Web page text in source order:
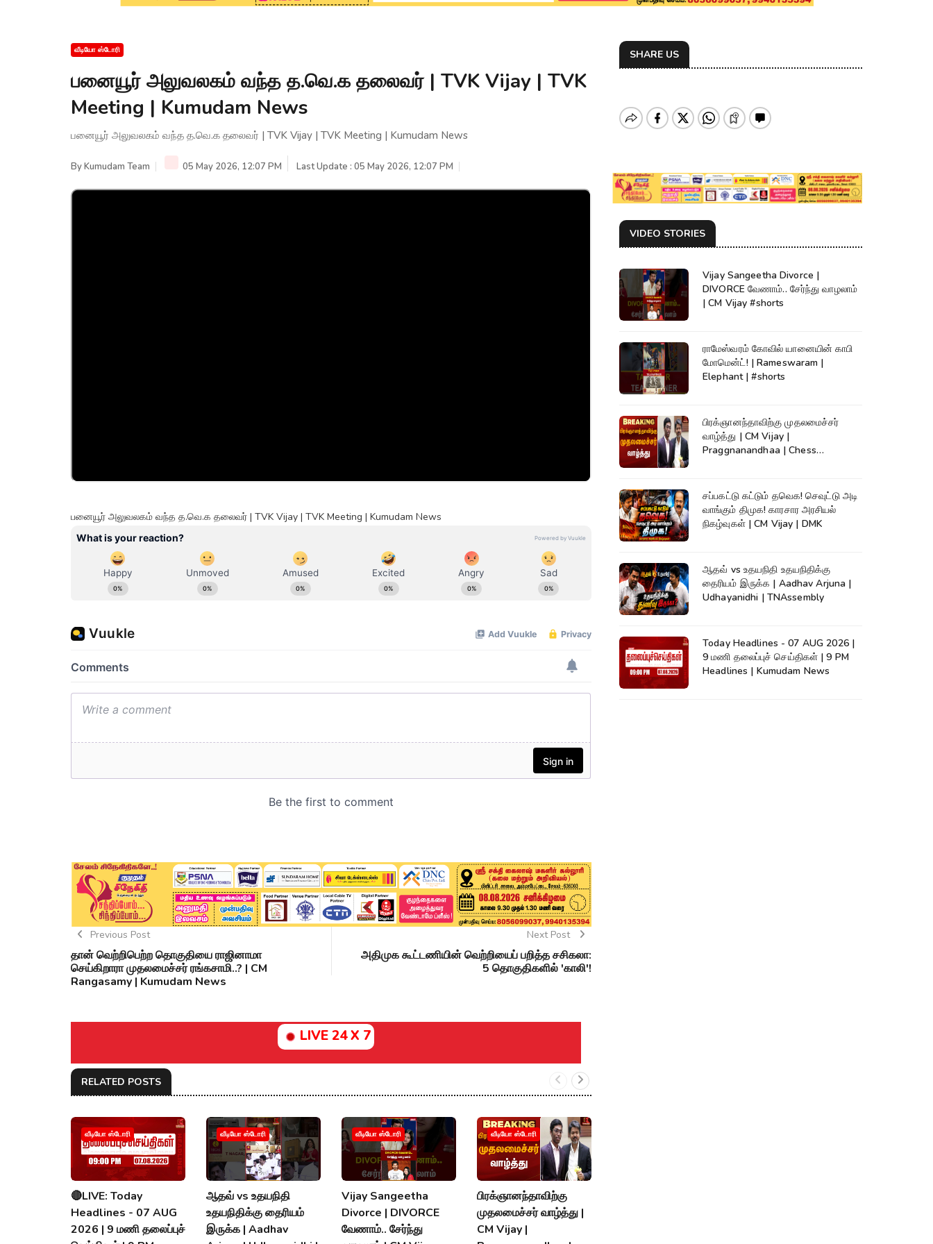
வீடியோ ஸ்டோரி
பனையூர் அலுவலகம் வந்த த.வெ.க தலைவர் | TVK Vijay | TVK
Meeting | Kumudam News
பனையூர் அலுவலகம் வந்த த.வெ.க தலைவர் | TVK Vijay | TVK Meeting | Kumudam News
ByKumudam Team 05 May 2026, 12:07 PM Last Update : 05 May 2026, 12:07 PM
பனையூர் அலுவலகம் வந்த த.வெ.க தலைவர் | TVK Vijay | TVK Meeting | Kumudam News
Previous Post
தான் வெற்றிபெற்ற தொகுதியை ராஜினாமா
செய்கிறாரா முதலமைச்சர் ரங்கசாமி..? | CM
Rangasamy | Kumudam News
Next Post
அதிமுக கூட்டணியின் வெற்றியைப் பறித்த சசிகலா:
5 தொகுதிகளில் 'காலி'!
LIVE 24 X 7
RELATED POSTS
வீடியோ ஸ்டோரி
🔴LIVE: Today
Headlines - 07 AUG
2026 | 9 மணி தலைப்புச்
வீடியோ ஸ்டோரி
ஆதவ் vs உதயநிதி
உதயநிதிக்கு தைரியம்
இருக்க | Aadhav
வீடியோ ஸ்டோரி
Vijay Sangeetha
Divorce | DIVORCE
வேணாம்.. சேர்ந்து
வீடியோ ஸ்டோரி
பிரக்ஞானந்தாவிற்கு
முதலமைச்சர் வாழ்த்து |
CM Vijay |
SHARE US
VIDEO STORIES
Vijay Sangeetha Divorce |
DIVORCE வேணாம்.. சேர்ந்து வாழலாம்
| CM Vijay #shorts
ராமேஸ்வரம் கோவில் யானையின் காபி
மோமென்ட்! | Rameswaram |
Elephant | #shorts
பிரக்ஞானந்தாவிற்கு முதலமைச்சர்
வாழ்த்து | CM Vijay |
Praggnanandhaa | Chess
சப்பகட்டு கட்டும் தவெக! செவுட்டு அடி
வாங்கும் திமுக! காரசார அரசியல்
நிகழ்வுகள் | CM Vijay | DMK
ஆதவ் vs உதயநிதி உதயநிதிக்கு
தைரியம் இருக்க | Aadhav Arjuna |
Udhayanidhi | TNAssembly
Today Headlines - 07 AUG 2026 |
9 மணி தலைப்புச் செய்திகள் | 9 PM
Headlines | Kumudam News